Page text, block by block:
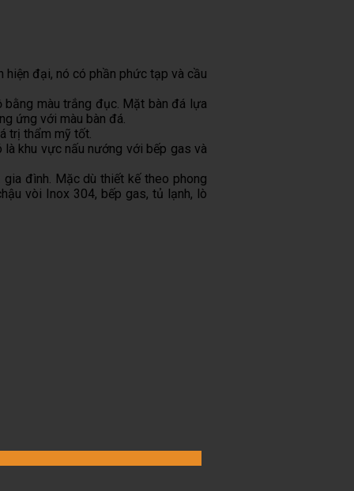
hiện đại, nó có phần phức tạp và cầu
màu trắng đục. Mặt bàn đá lựa
ứng với màu bàn đá.
trị thẩm mỹ tốt.
khu vực nấu nướng với bếp gas và
đình. Mặc dù thiết kế theo phong
vòi Inox 304, bếp gas, tủ lạnh, lò